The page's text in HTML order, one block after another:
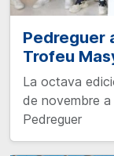
Pedreguer
Trofeu
La octava
de novembre a
Pedreguer